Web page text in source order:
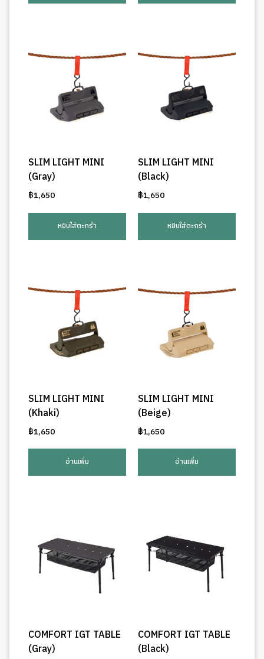
SLIM LIGHT MINI
(Gray)
฿1,650
หยิบใส่ตะกร้า
SLIM LIGHT MINI
(Black)
฿1,650
หยิบใส่ตะกร้า
SLIM LIGHT MINI
(Khaki)
฿1,650
อ่านเพิ่ม
SLIM LIGHT MINI
(Beige)
฿1,650
อ่านเพิ่ม
COMFORT IGT TABLE
(Gray)
COMFORT IGT TABLE
(Black)